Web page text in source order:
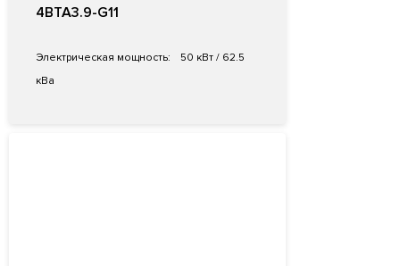
4BTA3.9-G11
Электрическая мощность:
50 кВт / 62.5
кВа